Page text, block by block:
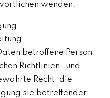
wenden.
betroffene Person
Richtlinien- und
Recht, die
sie betreffender